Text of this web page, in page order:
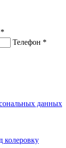
Телефон *
данных